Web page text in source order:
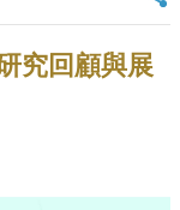
究回顧與展